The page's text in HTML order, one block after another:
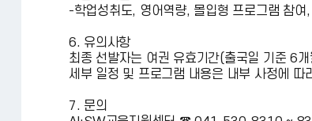
-학업성취도, 영어역량, 몰입형 프로그램 참
6. 유의사항
최종 선발자는 여권 유효기간(출국일 기준 6
세부 일정 및 프로그램 내용은 내부 사정에 따
7. 문의